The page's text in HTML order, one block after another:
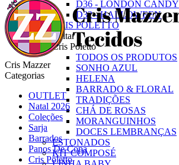
D36 - LONDON CANDY
D32 - HALLOWEEN
CRIS POLETTO
Voltar
Cris Poletto
TODOS OS PRODUTOS
SONHO AZUL
HELENA
BARRADO & FLORAL
TRADIÇÕES
CHÁ DE ROSAS
MORANGUINHOS
DOCES LEMBRANÇAS
ESTONADOS
KIT COMPOSÉ
Cris Mazzer
Categorias
OUTLET
Natal 2026
Coleções
Sarja
Barrados
Panos De Copa
Cris Poletto